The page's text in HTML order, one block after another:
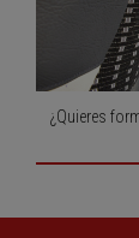
¿Quieres